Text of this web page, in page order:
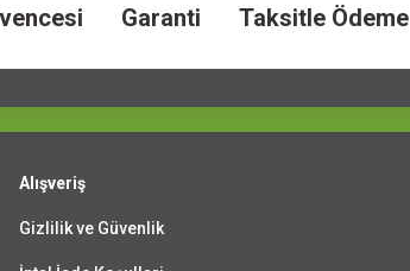
Garanti Taksitle Ödeme
Alışveriş
Gizlilik ve Güvenlik